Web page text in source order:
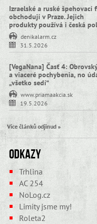
Izraelské a ruské špehovací
obchodují v Praze. Jejich
produkty používá i česká
denikalarm.cz
31.5.2026
[VegaNana] Časť 4:
a viaceré pochybenia, no
„všetko sedí“
www.priamaakcia.sk
19.5.2026
Více článků odjinud »
Odkazy
Trhlina
AC 254
NoLog.cz
Limity jsme my!
Roleta2